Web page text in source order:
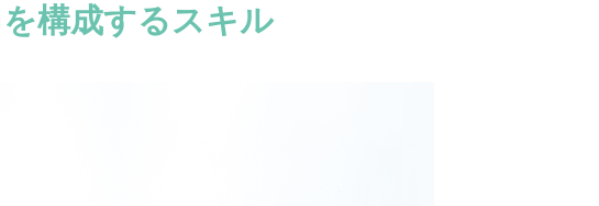
構成するスキル